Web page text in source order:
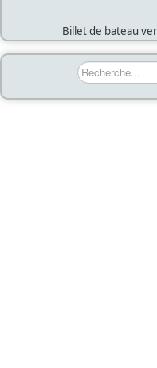
Billet de bateau
Rechercher